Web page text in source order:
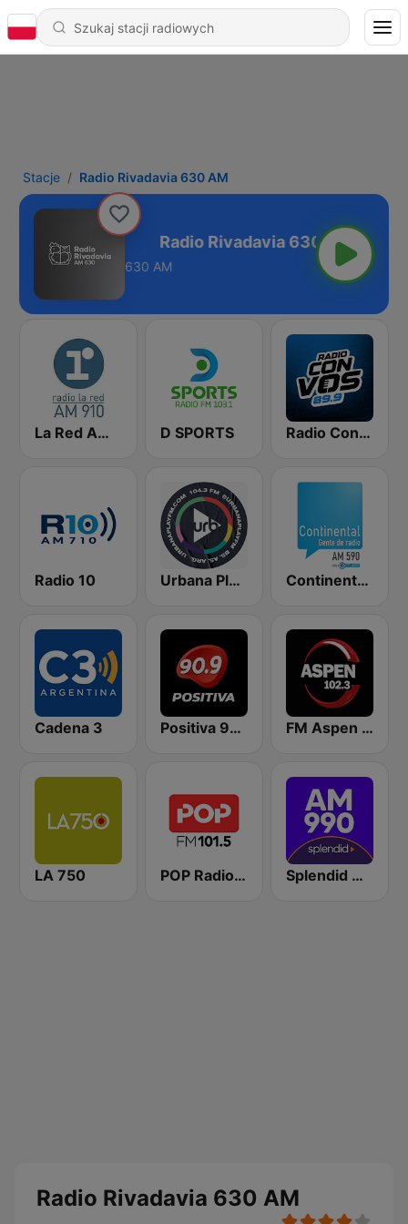
Stacje Radio Rivadavia 630 AM
630 AM
630 AM
La Red AM 910 D SPORTS Radio Con Vos 89.9
Radio 10 Urbana Play 104.3 FM Continental 590 AM
Cadena 3 Positiva 90.9 - Radio Mitre Corrientes FM Aspen 102.3
LA 750 POP Radio 101.5 Splendid AM 990
Radio Rivadavia 630 AM